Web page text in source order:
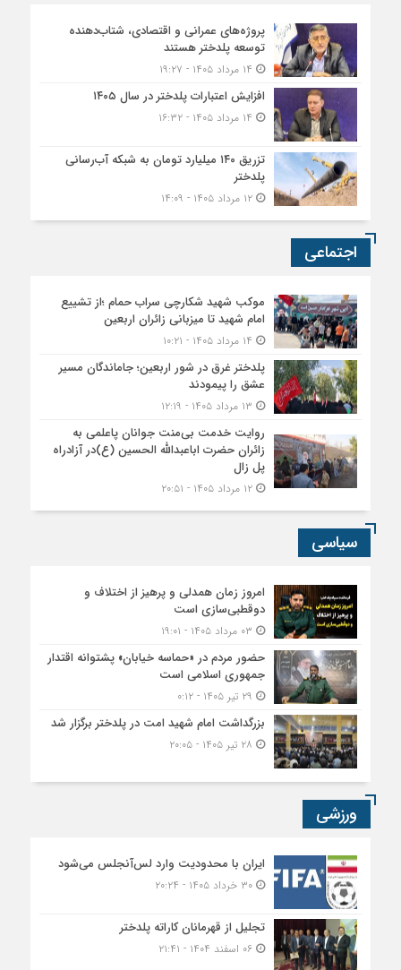
پروژه‌های عمرانی و اقتصادی، شتاب‌دهنده
توسعه پلدختر هستند
افزایش اعتبارات پلدختر در سال ۱۴۰۵
تزریق ۱۴۰ میلیارد تومان به شبکه آب‌رسانی
پلدختر
۱۲ مرداد ۱۴۰۵ - ۱۴:۰۹
اجتماعی
موکب شهید شکارچی سراب حمام ؛از تشییع
امام شهید تا میزبانی زائران اربعین
پلدختر غرق در شور اربعین؛ جاماندگان مسیر
عشق را پیمودند
روایت خدمت بی‌منت جوانان پاعلمی به
زائران حضرت اباعبدالله الحسین (ع)در آزادراه
پل زال
۱۲ مرداد ۱۴۰۵ - ۲۰:۵۱
سیاسی
امروز زمان همدلی و پرهیز از اختلاف و
دوقطبی‌سازی است
حضور مردم در «حماسه خیابان» پشتوانه اقتدار
جمهوری اسلامی است
بزرگداشت امام شهید امت در پلدختر برگزار شد
ورزشی
ایران با محدودیت وارد لس‌آنجلس می‌شود
۳۰ خرداد ۱۴۰۵ - ۲۰:۲۴
تجلیل از قهرمانان کاراته پلدختر
۰۶ اسفند ۱۴۰۴ - ۲۱:۴۱